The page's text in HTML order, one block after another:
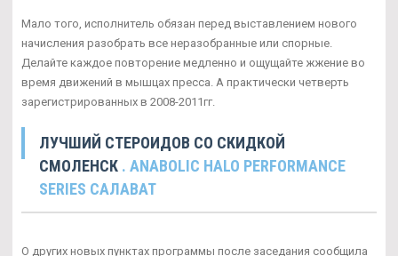
Мало того, исполнитель обязан перед выставлением нового
начисления разобрать все неразобранные или спорные.
Делайте каждое повторение медленно и ощущайте жжение во
время движений в мышцах пресса. А практически четверть
зарегистрированных в 2008-2011гг.
ЛУЧШИЙ СТЕРОИДОВ СО СКИДКОЙ
СМОЛЕНСК . ANABOLIC HALO PERFORMANCE
SERIES САЛАВАТ
О других новых пунктах программы после заседания сообщила